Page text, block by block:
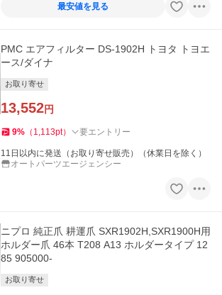
最安値を見る
PMC エアフィルター DS-1902H トヨタ トヨエ
ース/ダイナ
お取り寄せ
13,552円
9% （ 1,113pt） 要エントリー
11日以内に発送（お取り寄せ販売）（休業日を除く）
オートパーツエージェンシー
ニプロ 純正爪 耕運爪 SXR1902H,SXR1900H用
ホルダー爪 46本 T208 A13 ホルダータイプ 12
85 905000-
お取り寄せ